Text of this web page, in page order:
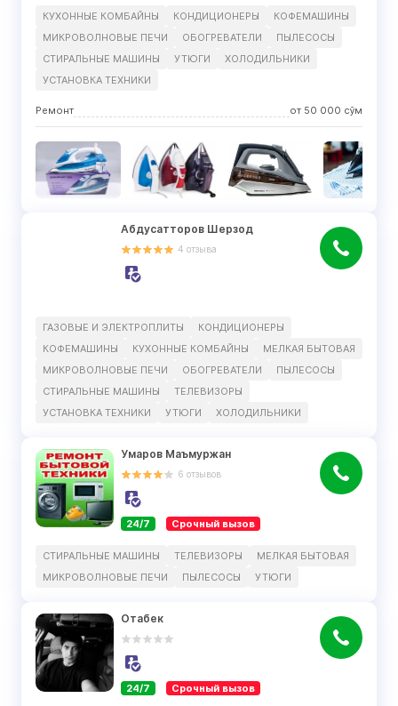
КУХОННЫЕ КОМБАЙНЫ КОНДИЦИОНЕРЫ
КОФЕМАШИНЫ
МИКРОВОЛНОВЫЕ ПЕЧИ
ОБОГРЕВАТЕЛИ
ПЫЛЕСОСЫ
СТИРАЛЬНЫЕ МАШИНЫ
УТЮГИ
ХОЛОДИЛЬНИКИ
УСТАНОВКА ТЕХНИКИ
Ремонт от 50 000 сўм
Абдусатторов Шерзод
4 отзыва
ГАЗОВЫЕ И ЭЛЕКТРОПЛИТЫ
КОНДИЦИОНЕРЫ
КОФЕМАШИНЫ
КУХОННЫЕ КОМБАЙНЫ
МЕЛКАЯ БЫТОВАЯ
МИКРОВОЛНОВЫЕ ПЕЧИ
ОБОГРЕВАТЕЛИ
ПЫЛЕСОСЫ
СТИРАЛЬНЫЕ МАШИНЫ
ТЕЛЕВИЗОРЫ
УСТАНОВКА ТЕХНИКИ
УТЮГИ ХОЛОДИЛЬНИКИ
Умаров Маъмуржан
6 отзывов
24/7 Срочный вызов
СТИРАЛЬНЫЕ МАШИНЫ ТЕЛЕВИЗОРЫ
МЕЛКАЯ БЫТОВАЯ
МИКРОВОЛНОВЫЕ ПЕЧИ
ПЫЛЕСОСЫ УТЮГИ
Отабек
24/7 Срочный вызов